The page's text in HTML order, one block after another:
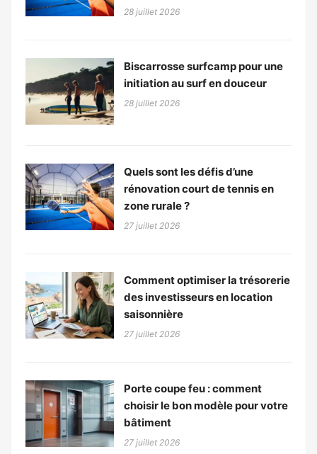
28 juillet 2026
Biscarrosse surfcamp pour une
initiation au surf en douceur
28 juillet 2026
Quels sont les défis d’une
rénovation court de tennis en
zone rurale ?
27 juillet 2026
Comment optimiser la trésorerie
des investisseurs en location
saisonnière
27 juillet 2026
Porte coupe feu : comment
choisir le bon modèle pour votre
bâtiment
27 juillet 2026